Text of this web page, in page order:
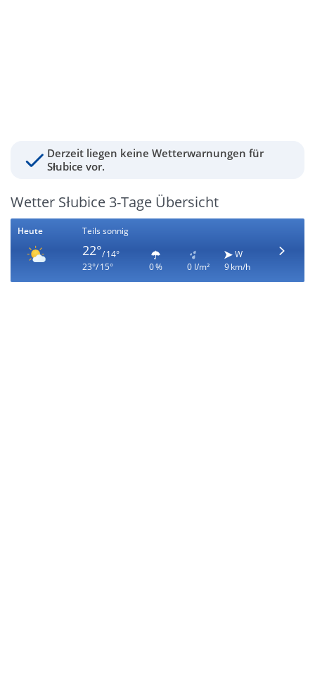
Derzeit liegen keine Wetterwarnungen für
Słubice vor.
Wetter Słubice 3-Tage Übersicht
Heute Teils sonnig
22°/ 14°
23°/ 15°
0 % 0 l/m²
W
9 km/h